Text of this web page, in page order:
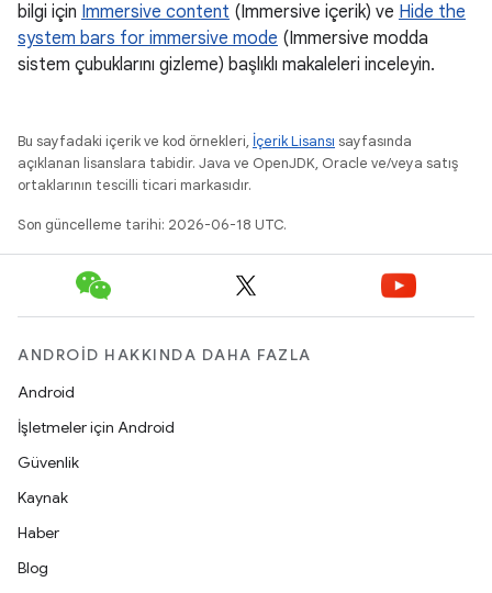
bilgi için Immersive content (Immersive içerik) ve Hide the
system bars for immersive mode (Immersive modda
sistem çubuklarını gizleme) başlıklı makaleleri inceleyin.
Bu sayfadaki içerik ve kod örnekleri, İçerik Lisansı sayfasında
açıklanan lisanslara tabidir. Java ve OpenJDK, Oracle ve/veya satış
ortaklarının tescilli ticari markasıdır.
Son güncelleme tarihi: 2026-06-18 UTC.
ANDROID HAKKINDA DAHA FAZLA
Android
İşletmeler için Android
Güvenlik
Kaynak
Haber
Blog